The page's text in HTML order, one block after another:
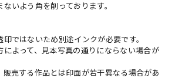
いよう角を削っております。
印ではないため別途インクが必要です。
によって、見本写真の通りにならない場合が
販売する作品とは印面が若干異なる場合があ